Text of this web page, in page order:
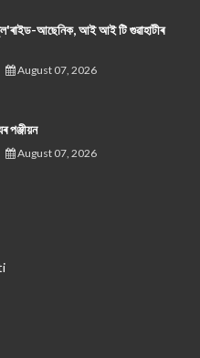
আছেনিক, আই আই টি গুৱাহাটীৰ
August 07, 2026
পঞ্জীয়ন
August 07, 2026